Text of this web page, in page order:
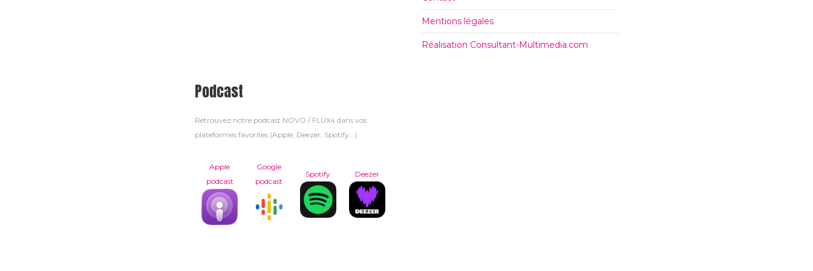
Mentions légales
Réalisation Consultant-Multimedia.com
Podcast
Retrouvez notre podcast NOVO / FLUX4 dans vos
plateformes favorites (Apple, Deezer, Spotify...)
Apple
podcast
Google
podcast
Spotify Deezer